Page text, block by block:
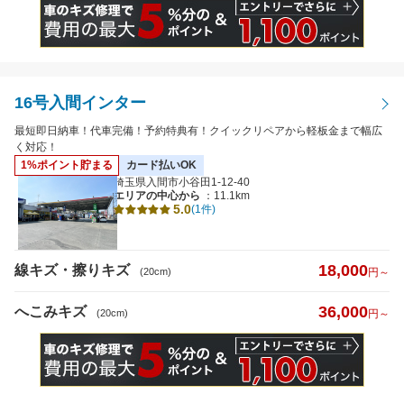
16号入間インター
最短即日納車！代車完備！予約特典有！クイックリペアから軽板金まで幅広
く対応！
1%ポイント貯まる
カード払いOK
埼玉県入間市小谷田1-12-40
エリアの中心から
：11.1km
5.0(1件)
線キズ・擦りキズ (20cm) 18,000円～
へこみキズ (20cm) 36,000円～